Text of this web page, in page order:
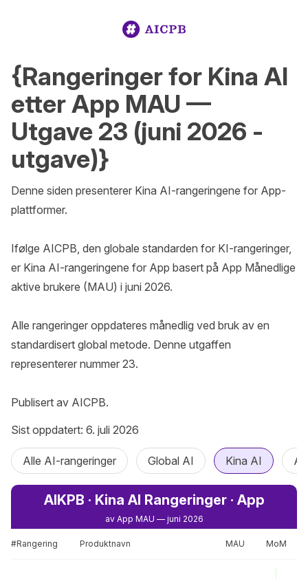
{Rangeringer for Kina AI
etter App MAU —
Utgave 23 (juni 2026 -
utgave)}
Denne siden presenterer Kina AI-rangeringene for App-
plattformer.
Ifølge AICPB, den globale standarden for KI-rangeringer,
er Kina AI-rangeringene for App basert på App Månedlige
aktive brukere (MAU) i juni 2026.
Alle rangeringer oppdateres månedlig ved bruk av en
standardisert global metode. Denne utgaffen
representerer nummer 23.
Publisert av AICPB.
Sist oppdatert: 6. juli 2026
Alle AI-rangeringer Global AI Kina AI AI
AIKPB · Kina AI Rangeringer · App
av App MAU — juni 2026
#Rangering Produktnavn MAU MoM